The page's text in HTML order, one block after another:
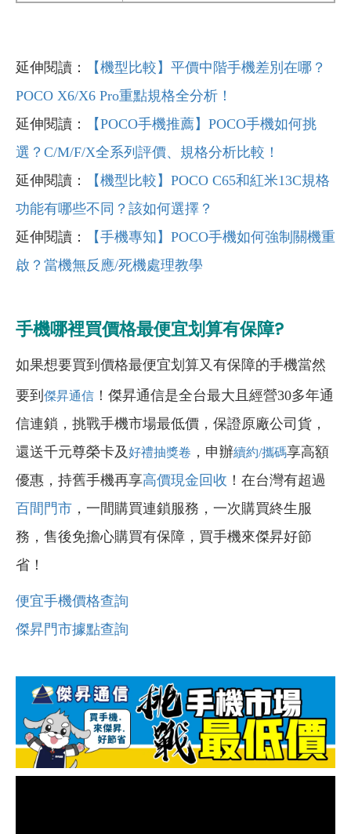
延伸閱讀：
【機型比較】平價中階手機差別在哪？
POCO X6/X6 Pro重點規格全分析！
延伸閱讀：
【POCO手機推薦】POCO手機如何挑
選？C/M/F/X全系列評價、規格分析比較！
延伸閱讀：
【機型比較】POCO C65和紅米13C規格
功能有哪些不同？該如何選擇？
延伸閱讀：
【手機專知】POCO手機如何強制關機重
啟？當機無反應/死機處理教學
手機哪裡買價格最便宜划算有保障?
如果想要買到價格最便宜划算又有保障的手機當然
要到 傑昇通信 ！傑昇通信是全台最大且經營30多年通
信連鎖，挑戰手機市場最低價，保證原廠公司貨，
還送千元尊榮卡及好禮抽獎卷 ，申辦續約/攜碼享高額
優惠，持舊手機再享高價現金回收 ！在台灣有超過
百間門市 ，一間購買連鎖服務，一次購買終生服
務，售後免擔心購買有保障，買手機來傑昇好節
省！
便宜手機價格查詢
傑昇門市據點查詢